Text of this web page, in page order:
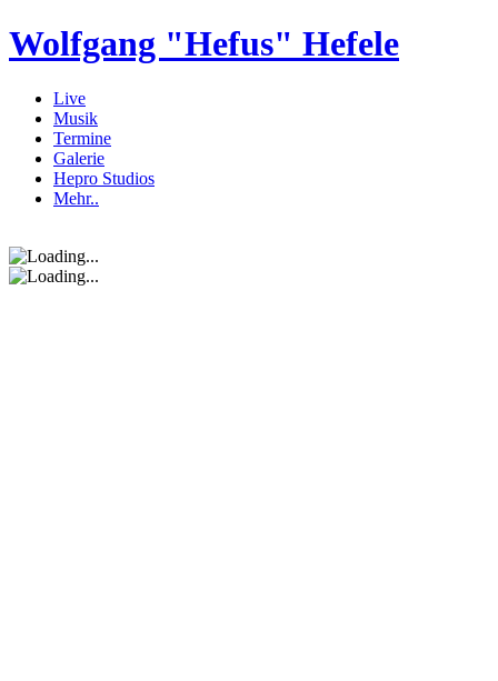
Wolfgang "Hefus" Hefele
Live
Musik
Termine
Galerie
Hepro Studios
Mehr..